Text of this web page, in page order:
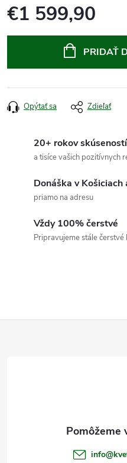
€1 599,90
PRIDAŤ
Opýtať sa Zdieľať
20+ rokov skúseností
a tisíce vašich pozitívnych
Donáška v Košiciach
priamo na adresu
Vždy 100% čerstvé
Pripravujeme stále čerstvé
info@